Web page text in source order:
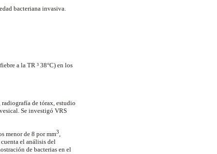
bacteriana invasiva.
a la TR ³ 38°C) en los
de tórax, estudio
Se investigó VRS
menor de 8 por mm3,
el análisis del
de bacterias en el